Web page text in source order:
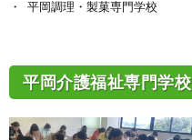
平岡調理・製菓専門学校
平岡介護福祉専門学校